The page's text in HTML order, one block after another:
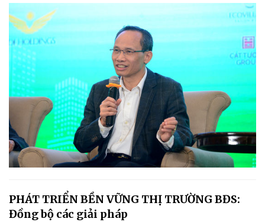
PHÁT TRIỂN BỀN VỮNG THỊ TRƯỜNG BĐS:
Đồng bộ các giải pháp